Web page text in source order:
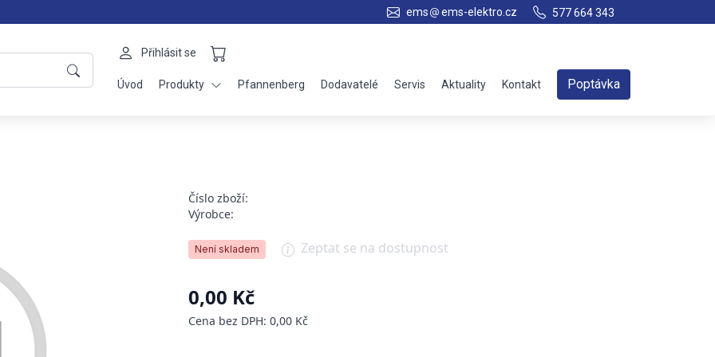
ems ems-elektro.cz 577 664 343
Přihlásit se
Úvod Produkty Pfannenberg Dodavatelé Servis Aktuality Kontakt Poptávka
Číslo zboží:
Výrobce:
Není skladem Zeptat se na dostupnost
0,00 Kč
Cena bez DPH: 0,00 Kč